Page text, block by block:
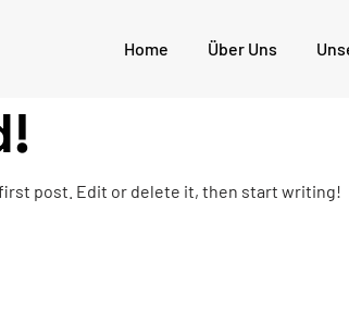
Home Über Uns
post. Edit or delete it, then start writing!